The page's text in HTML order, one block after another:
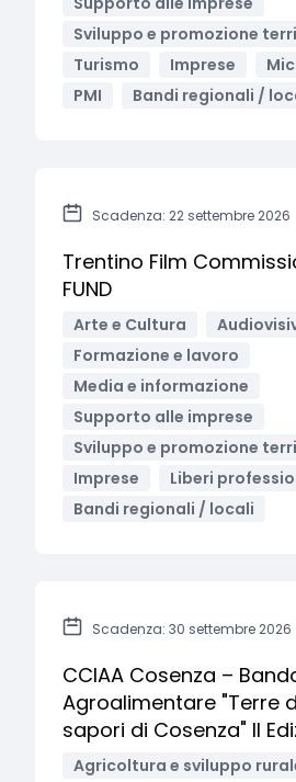
Sviluppo e promozione
Turismo
Imprese
PMI
Bandi regionali /
Scadenza: 22 settembre 2026
Trentino Film
FUND
Arte e Cultura
Formazione e lavoro
Media e informazione
Supporto alle imprese
Sviluppo e promozione
Imprese
Liberi
Bandi regionali / locali
Scadenza: 30 settembre 2026
CCIAA Cosenza –
Agroalimentare "Terre
sapori di Cosenza" II
Agricoltura e sviluppo